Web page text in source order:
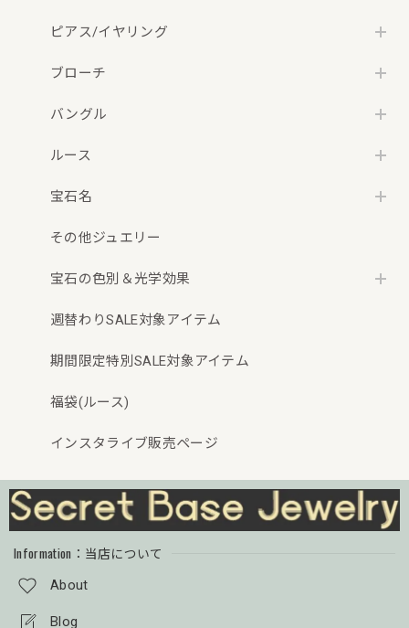
ピアス/イヤリング
ブローチ
バングル
ルース
宝石名
その他ジュエリー
宝石の色別＆光学効果
週替わりSALE対象アイテム
期間限定特別SALE対象アイテム
福袋(ルース)
インスタライブ販売ページ
Information：当店について
About
Blog